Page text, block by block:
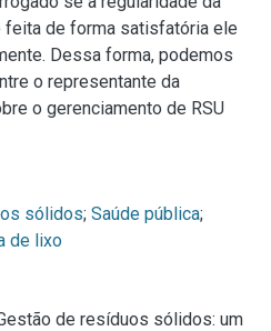
de forma satisfatória ele
Dessa forma, podemos
o representante da
o gerenciamento de RSU
sólidos; Saúde pública;
de lixo
de resíduos sólidos: um